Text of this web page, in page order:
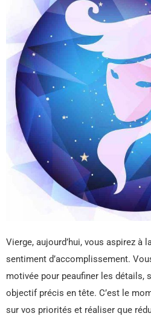
Vierge, aujourd’hui, vous aspirez à
sentiment d’accomplissement.
motivée pour peaufiner les détails,
objectif précis en tête. C’est le
sur vos priorités et réaliser que